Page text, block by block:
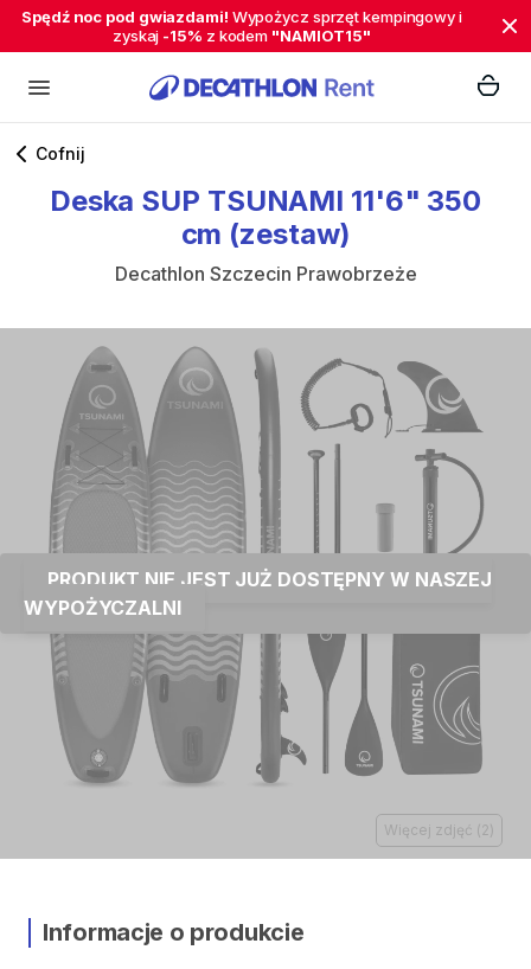
Spędź noc pod gwiazdami! Wypożycz sprzęt kempingowy i
zyskaj -15% z kodem "NAMIOT15"
Cofnij
Deska SUP TSUNAMI 11'6" 350
cm (zestaw)
Decathlon Szczecin Prawobrzeże
PRODUKT NIE JEST JUŻ DOSTĘPNY W NASZEJ
WYPOŻYCZALNI
Więcej zdjęć (2 )
Informacje o produkcie